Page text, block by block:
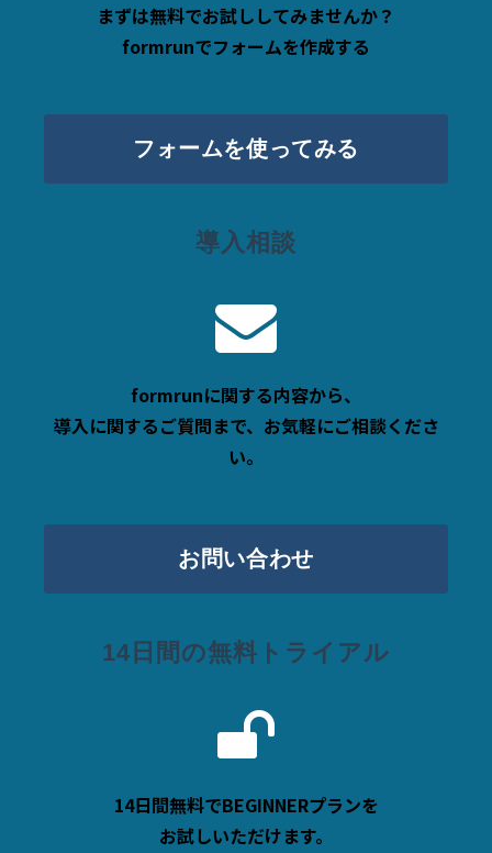
まずは無料でお試ししてみませんか？
formrunでフォームを作成する
フォームを使ってみる
導入相談
formrunに関する内容から、
導入に関するご質問まで、お気軽にご相談くださ
い。
お問い合わせ
14日間の無料トライアル
14日間無料でBEGINNERプランを
お試しいただけます。